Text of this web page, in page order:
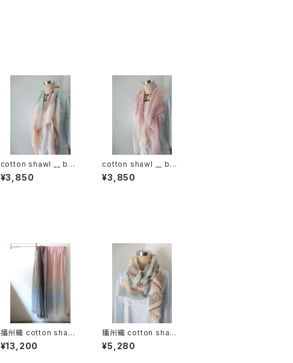
cotton shawl __ bor
der 120 春麗w
¥3,850
cotton shawl __ bor
der 120 桜花w
¥3,850
播州織 cotton shawl
__ block 220-120 春
霞KW
¥13,200
播州織 cotton shawl
__ border 160 啓蟄w
¥5,280